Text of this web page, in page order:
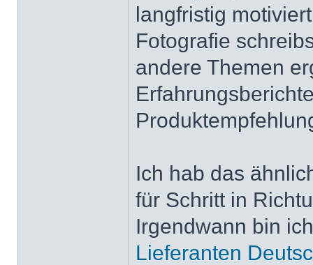
langfristig
Fotografie
andere Themen
Ich hab das
für Schritt in
Irgendwann bin
Lieferanten